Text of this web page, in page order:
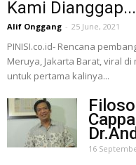
Kami Dianggap...
Alif Onggang - 25 June, 2021
PINISI.co.id- Rencana
Meruya, Jakarta Barat, viral
untuk pertama kalinya...
16